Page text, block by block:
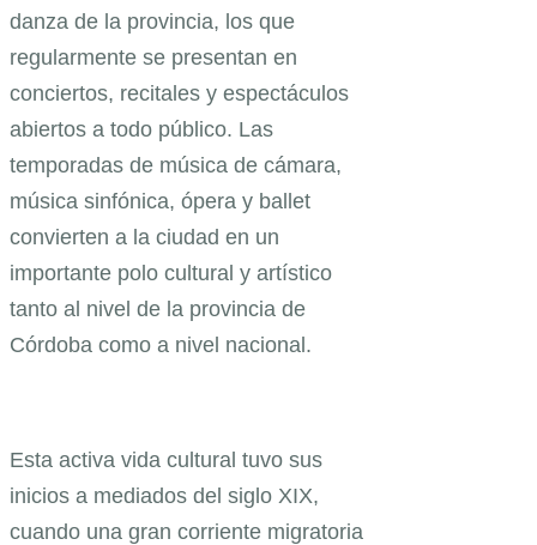
danza de la provincia, los que
regularmente se presentan en
conciertos, recitales y espectáculos
abiertos a todo público. Las
temporadas de música de cámara,
música sinfónica, ópera y ballet
convierten a la ciudad en un
importante polo cultural y artístico
tanto al nivel de la provincia de
Córdoba como a nivel nacional.
Esta activa vida cultural tuvo sus
inicios a mediados del siglo XIX,
cuando una gran corriente migratoria